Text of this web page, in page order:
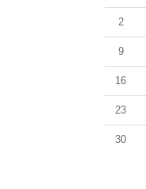
2
9
16
23
30